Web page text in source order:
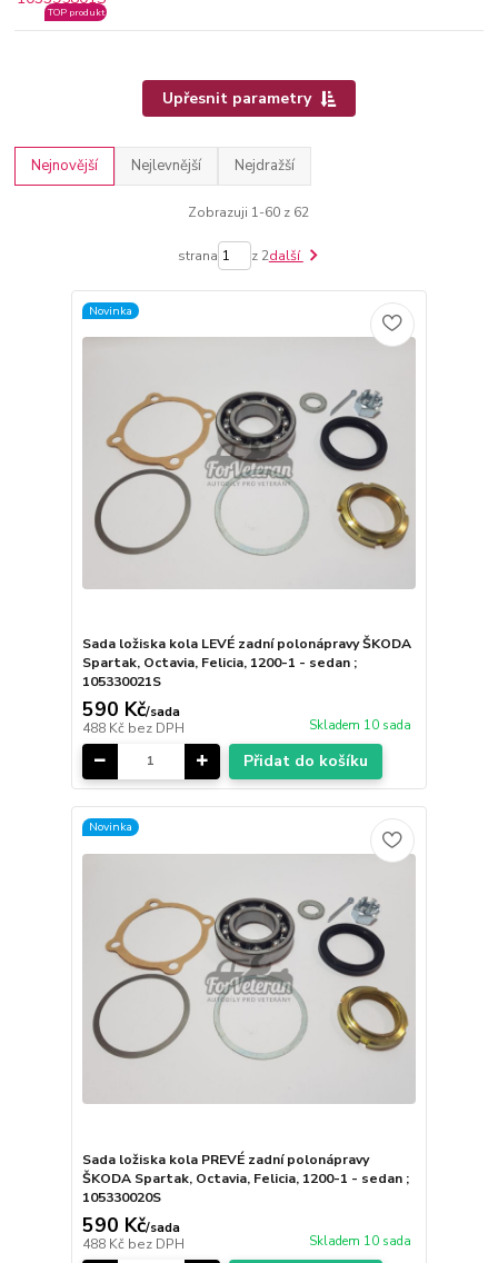
TOP produkt
Upřesnit parametry
Nejnovější Nejlevnější Nejdražší
Zobrazuji 1-60 z 62
strana z 2další
Novinka
Sada ložiska kola LEVÉ zadní polonápravy ŠKODA
Spartak, Octavia, Felicia, 1200-1 - sedan ;
105330021S
590 Kč/sada
488 Kč bez DPH Skladem 10 sada
Přidat do košíku
Novinka
Sada ložiska kola PREVÉ zadní polonápravy
ŠKODA Spartak, Octavia, Felicia, 1200-1 - sedan ;
105330020S
590 Kč/sada
488 Kč bez DPH Skladem 10 sada